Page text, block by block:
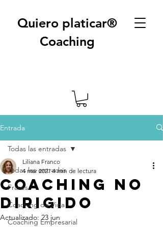
Quiero platicar®
Coaching
Entrada
Todas las entradas
Frases
Coaching de Vida
Coaching Empresarial
Todas las entradas
Coaching no
dirigido
Liliana Franco
4 mar 2021 4 min de lectura
Actualizado:23 jun